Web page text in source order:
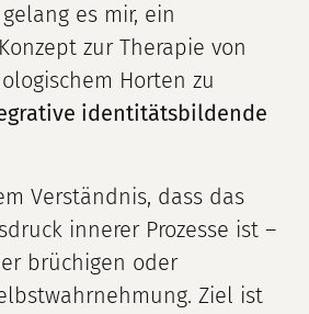
es mir, ein
zur Therapie von
Horten zu
identitätsbildende
Verständnis, dass das
innerer Prozesse ist –
brüchigen oder
Ziel ist